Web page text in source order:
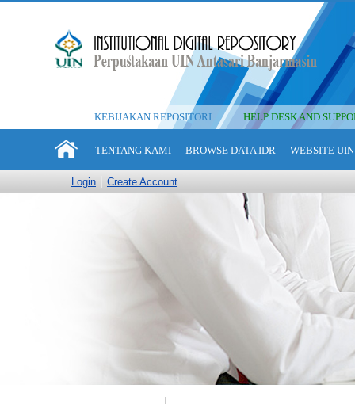
KEBIJAKAN REPOSITORI HELP DESK AND
TENTANG KAMI BROWSE DATA IDR WEBSITE
Login Create Account